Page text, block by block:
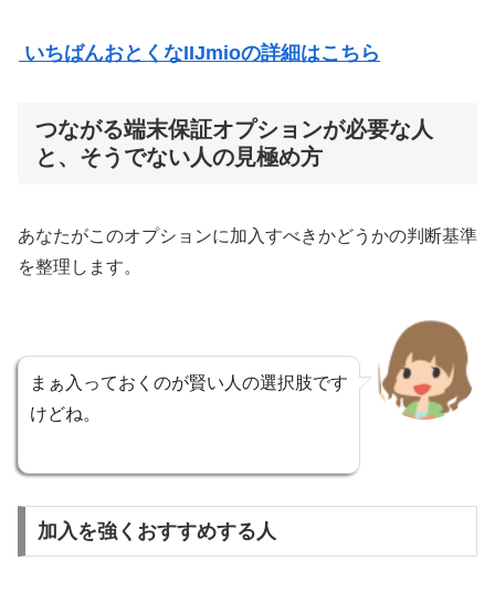
いちばんおとくなIIJmioの詳細はこちら
つながる端末保証オプションが必要な人
と、そうでない人の見極め方
あなたがこのオプションに加入すべきかどうかの判断基準
を整理します。
まぁ入っておくのが賢い人の選択肢です
けどね。
加入を強くおすすめする人